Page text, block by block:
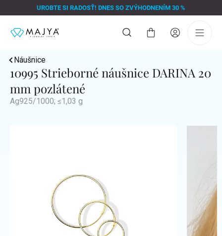
na
UROBTE SI RADOSŤ! DNES SO ZVÝHODNENÍM 30 %
Nákupný
Náušnice
10995 Strieborné náušnice DARINA 20
mm pozlátené
Ag925/1000; ≤1,03 g